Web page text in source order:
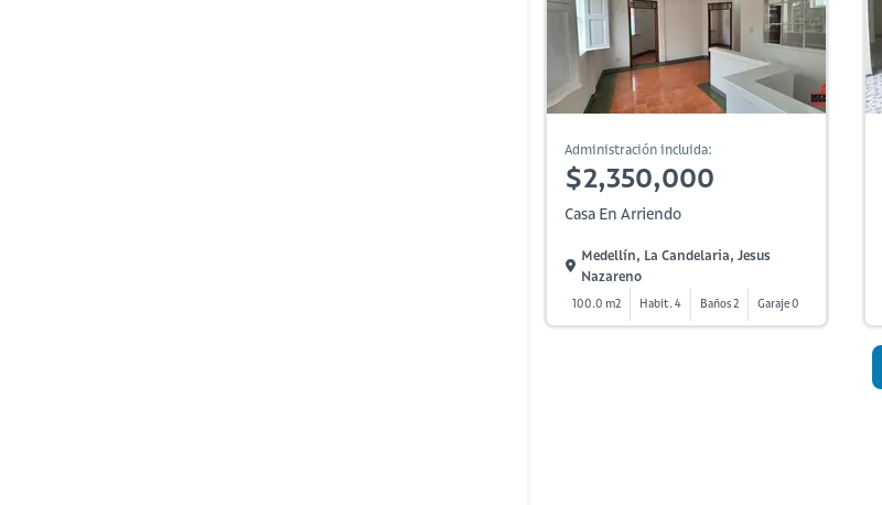
Administración incluida:
$2,350,000
Casa En Arriendo
Medellín, La Candelaria, Jesus
Nazareno
100.0 m2 Habit. 4 Baños 2 Garaje 0